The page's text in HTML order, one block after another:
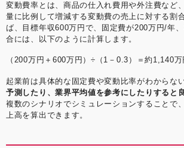
変動費率とは、商品の仕入れ費用や外注費など
量に比例して増減する変動費の売上に対する割
ば、目標年収600万円で、固定費が200万円/年
合には、以下のように計算します。
（200万円＋600万円）÷（1－0.3）＝約1,140万
起業前は具体的な固定費や変動比率がわからない
予測したり、業界平均値を参考にしたりすると
複数のシナリオでシミュレーションすることで
上高を算出できます。